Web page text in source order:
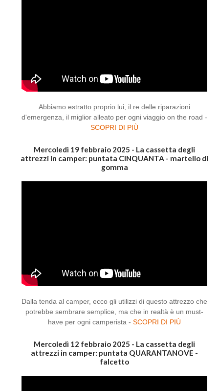
Abbiamo estratto proprio lui, il re delle riparazioni
d'emergenza, il miglior alleato per ogni viaggio on the road -
SCOPRI DI PIÙ
Mercoledì 19 febbraio 2025 - La cassetta degli
attrezzi in camper: puntata CINQUANTA - martello di
gomma
Dalla tenda al camper, ecco gli utilizzi di questo attrezzo che
potrebbe sembrare semplice, ma che in realtà è un must-
have per ogni camperista - SCOPRI DI PIÙ
Mercoledì 12 febbraio 2025 - La cassetta degli
attrezzi in camper: puntata QUARANTANOVE -
falcetto